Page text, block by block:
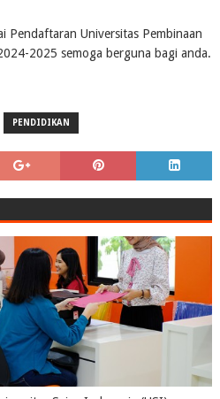
Pendaftaran Universitas Pembinaan
2025 semoga berguna bagi anda.
PENDIDIKAN